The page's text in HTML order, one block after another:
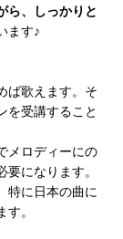
ら、しっかりと
ます♪
ば歌えます。そ
を受講すること
メロディーにの
になります。
特に日本の曲に
。